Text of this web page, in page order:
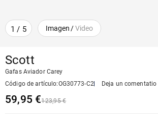
1 / 5 Imagen /Video
Scott
Gafas Aviador Carey
Código de artículo:OG30773-C2 Deja un comentatio
59,95 €123,95 €